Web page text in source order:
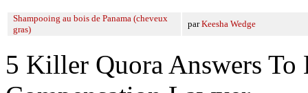
Shampooing au bois de Panama (cheveux
gras)
parKeesha Wedge
5 Killer Quora Answers To